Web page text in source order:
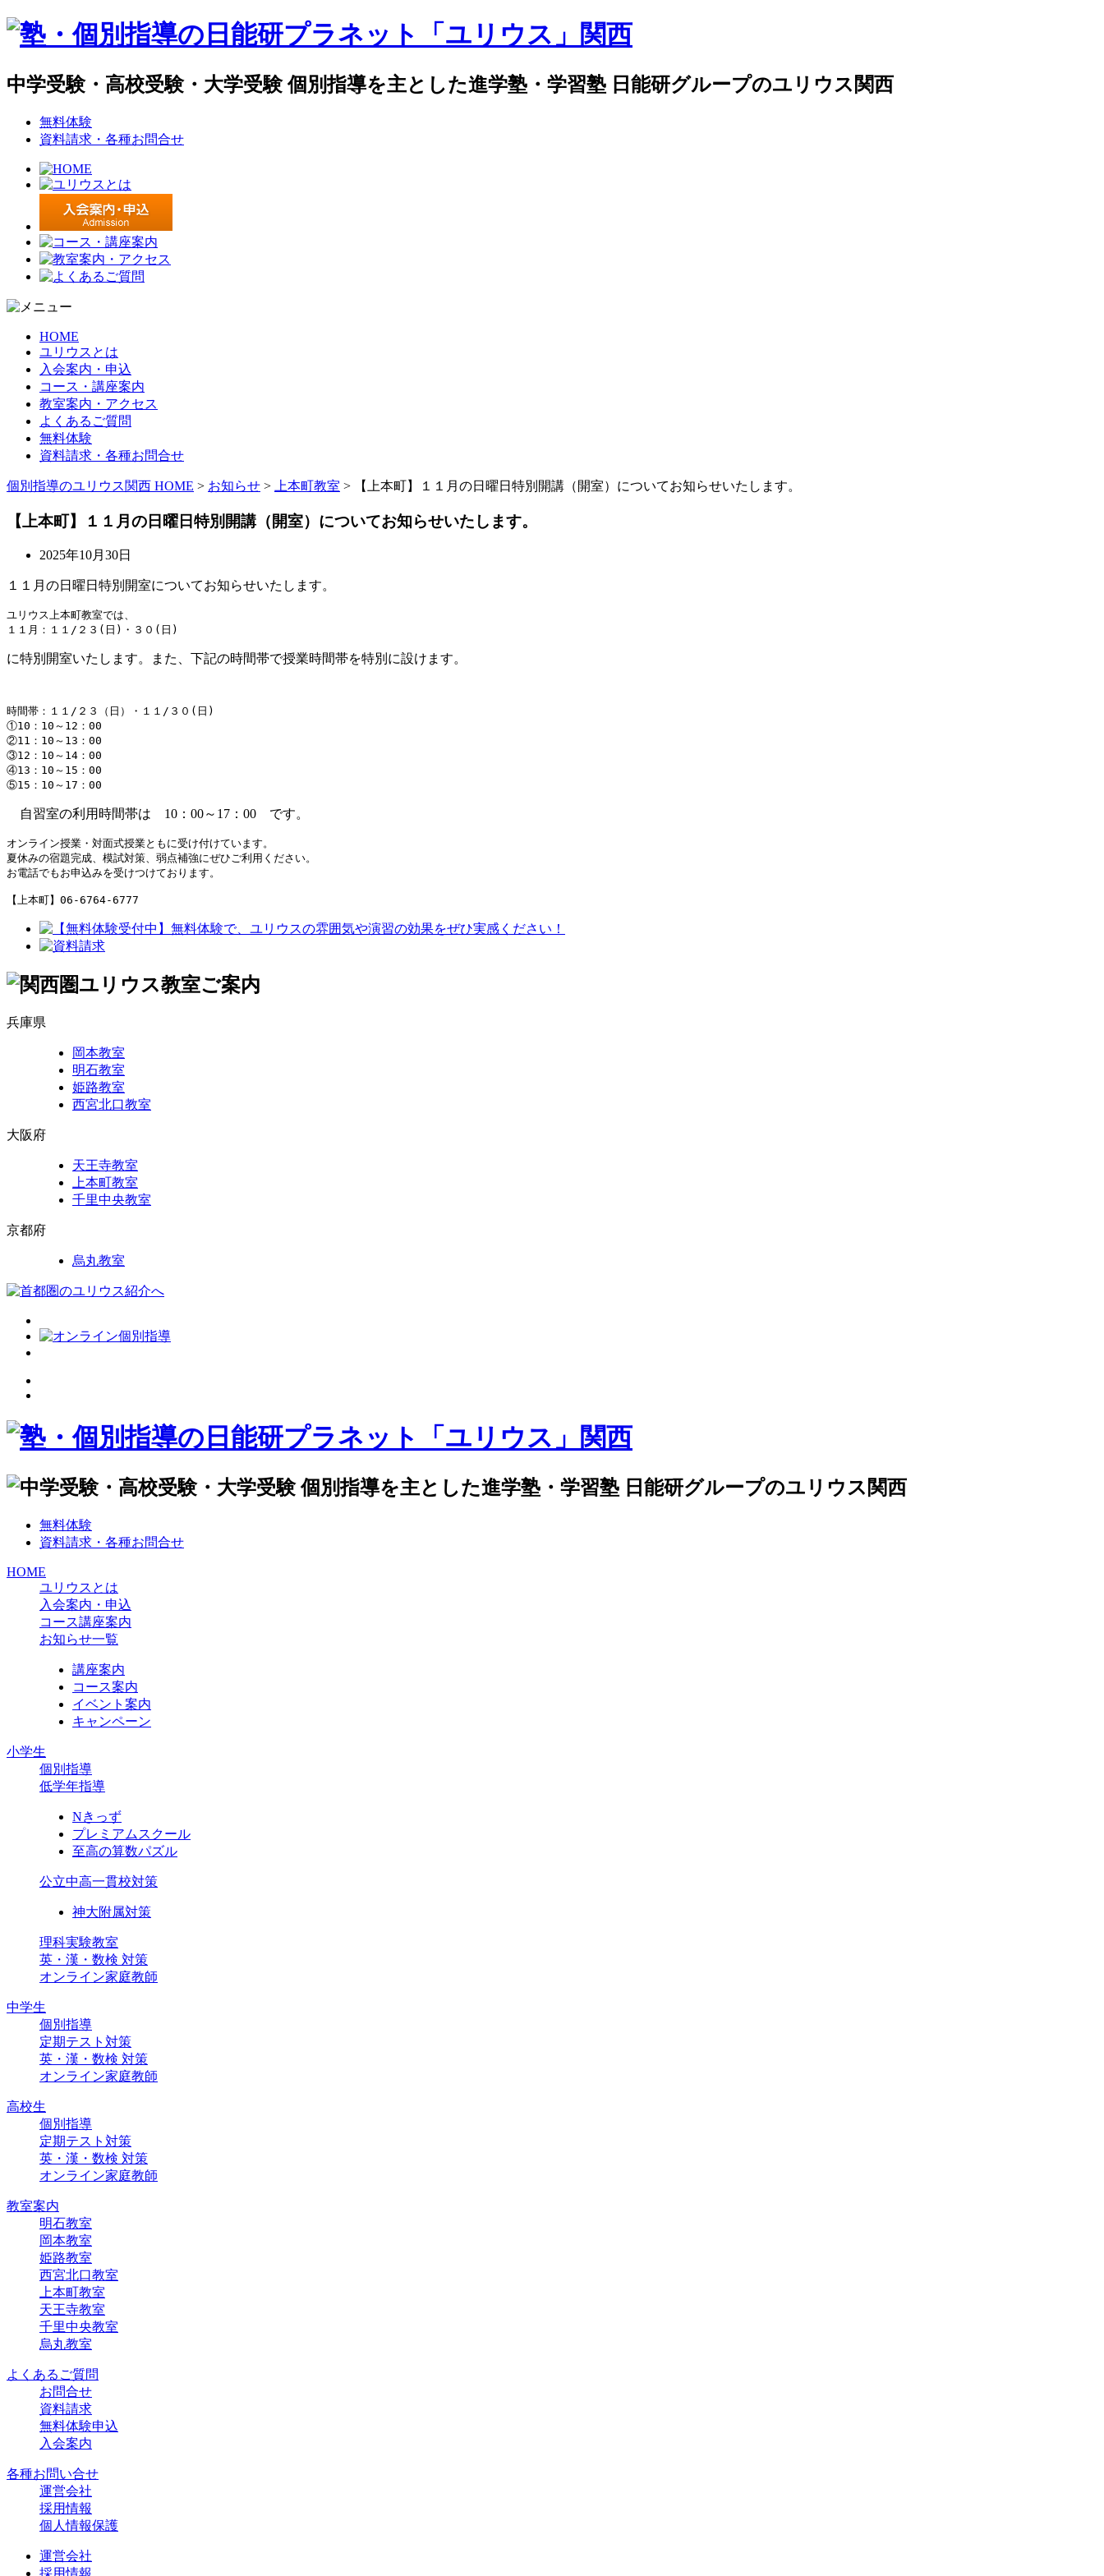
中学受験・高校受験・大学受験 個別指導を主とした進学塾・学習塾 日能研グループのユリウス関西
無料体験
資料請求・各種お問合せ
HOME
ユリウスとは
入会案内・申込
コース・講座案内
教室案内・アクセス
よくあるご質問
無料体験
資料請求・各種お問合せ
個別指導のユリウス関西 HOME > お知らせ > 上本町教室 > 【上本町】１１月の日曜日特別開講（開室）についてお知らせいたします。
【上本町】１１月の日曜日特別開講（開室）についてお知らせいたします。
2025年10月30日
１１月の日曜日特別開室についてお知らせいたします。
ユリウス上本町教室では、
１１月：１１/２３(日)・３０(日)
に特別開室いたします。また、下記の時間帯で授業時間帯を特別に設けます。
時間帯：１１/２３（日）・１１/３０(日)
①10：10～12：00
②11：10～13：00
③12：10～14：00
④13：10～15：00
⑤15：10～17：00
自習室の利用時間帯は 10：00～17：00 です。
オンライン授業・対面式授業ともに受け付けています。
夏休みの宿題完成、模試対策、弱点補強にぜひご利用ください。
お電話でもお申込みを受けつけております。
【上本町】06-6764-6777
兵庫県
岡本教室
明石教室
姫路教室
西宮北口教室
大阪府
天王寺教室
上本町教室
千里中央教室
京都府
烏丸教室
無料体験
資料請求・各種お問合せ
HOME
ユリウスとは
入会案内・申込
コース講座案内
お知らせ一覧
講座案内
コース案内
イベント案内
キャンペーン
小学生
個別指導
低学年指導
Nきっず
プレミアムスクール
至高の算数パズル
公立中高一貫校対策
神大附属対策
理科実験教室
英・漢・数検 対策
オンライン家庭教師
中学生
個別指導
定期テスト対策
英・漢・数検 対策
オンライン家庭教師
高校生
個別指導
定期テスト対策
英・漢・数検 対策
オンライン家庭教師
教室案内
明石教室
岡本教室
姫路教室
西宮北口教室
上本町教室
天王寺教室
千里中央教室
烏丸教室
よくあるご質問
お問合せ
資料請求
無料体験申込
入会案内
各種お問い合せ
運営会社
採用情報
個人情報保護
運営会社
採用情報